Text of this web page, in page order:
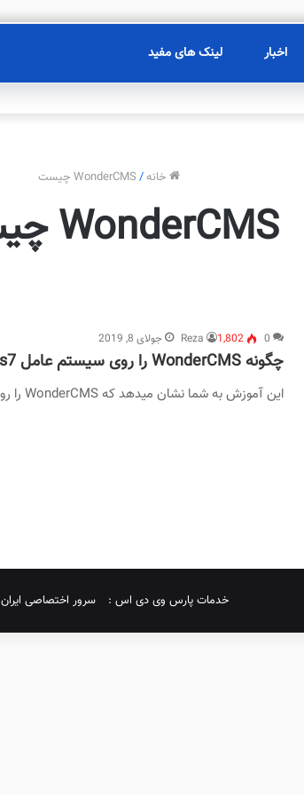
لینک های مفید اخبار
خانه/ WonderCMS چیست
WonderCMS چیست
Reza جولای 8, 2019 0
1,802
چگونه WonderCMS را روی سیستم عامل Centos7 نصب کنیم ؟
این آموزش به شما نشان میدهد که WonderCMS را روی سیستم عامل تازه نصب شده Centos7 با استفاده از وب سرور…
خدمات پارس وی دی اس : سرور اختصاصی ایران